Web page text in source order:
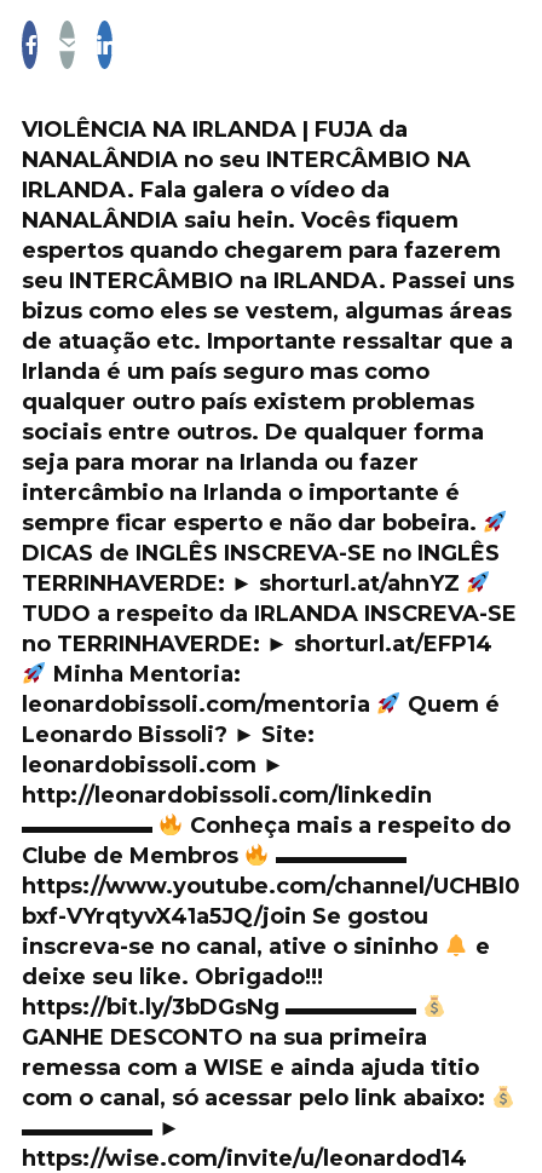
VIOLÊNCIA NA IRLANDA | FUJA da
NANALÂNDIA no seu INTERCÂMBIO NA
IRLANDA. Fala galera o vídeo da
NANALÂNDIA saiu hein. Vocês fiquem
espertos quando chegarem para fazerem
seu INTERCÂMBIO na IRLANDA. Passei uns
bizus como eles se vestem, algumas áreas
de atuação etc. Importante ressaltar que a
Irlanda é um país seguro mas como
qualquer outro país existem problemas
sociais entre outros. De qualquer forma
seja para morar na Irlanda ou fazer
intercâmbio na Irlanda o importante é
sempre ficar esperto e não dar bobeira.
DICAS de INGLÊS INSCREVA-SE no INGLÊS
TERRINHAVERDE: ► shorturl.at/ahnYZ
TUDO a respeito da IRLANDA INSCREVA-SE
no TERRINHAVERDE: ► shorturl.at/EFP14
Minha Mentoria:
leonardobissoli.com/mentoria
Quem é
Leonardo Bissoli? ► Site:
leonardobissoli.com ►
http://leonardobissoli.com/linkedin
▬▬▬▬▬▬
Conheça mais a respeito do
Clube de Membros
▬▬▬▬▬▬
https://www.youtube.com/channel/UCHBl0
bxf-VYrqtyvX41a5JQ/join Se gostou
inscreva-se no canal, ative o sininho
e
deixe seu like. Obrigado!!!
https://bit.ly/3bDGsNg ▬▬▬▬▬▬
GANHE DESCONTO na sua primeira
remessa com a WISE e ainda ajuda titio
com o canal, só acessar pelo link abaixo:
▬▬▬▬▬▬ ►
https://wise.com/invite/u/leonardod14